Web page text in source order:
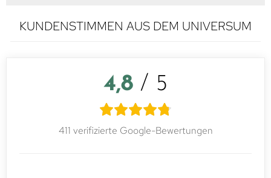
KUNDENSTIMMEN AUS DEM UNIVERSUM
4,8 / 5
411 verifizierte Google-Bewertungen